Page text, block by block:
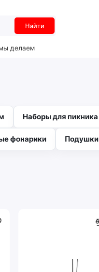
Найти
делаем
Наборы для
фонарики